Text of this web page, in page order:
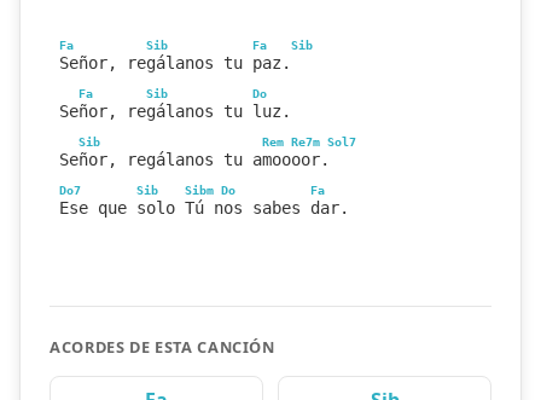
Fa Sib Fa Sib
Señor, regálanos tu paz.
Fa Sib Do
Señor, regálanos tu luz.
Sib Rem Re7m Sol7
Señor, regálanos tu amoooor.
Do7 Sib Sibm Do Fa
Ese que solo Tú nos sabes dar.
ACORDES DE ESTA CANCIÓN